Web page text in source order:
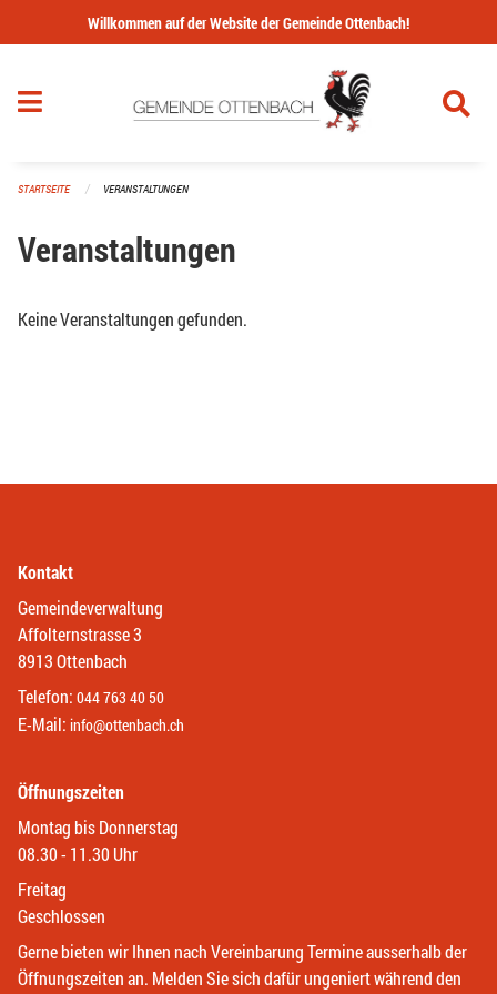
Navigation überspringen
Willkommen auf der Website der Gemeinde Ottenbach!
STARTSEITE VERANSTALTUNGEN
Veranstaltungen
Keine Veranstaltungen gefunden.
Kontakt
Gemeindeverwaltung
Affolternstrasse 3
8913 Ottenbach
Telefon: 044 763 40 50
E-Mail: info@ottenbach.ch
Öffnungszeiten
Montag bis Donnerstag
08.30 - 11.30 Uhr
Freitag
Geschlossen
Gerne bieten wir Ihnen nach Vereinbarung Termine ausserhalb der
Öffnungszeiten an. Melden Sie sich dafür ungeniert während den